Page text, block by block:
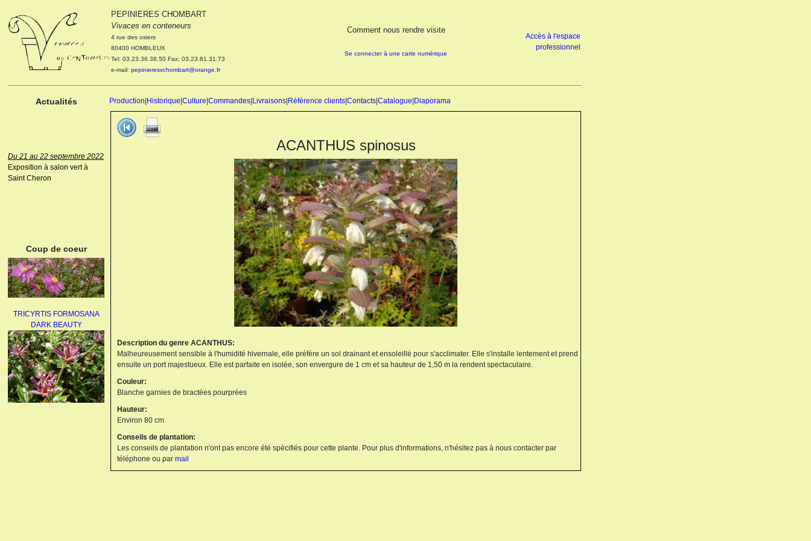
PEPINIERES CHOMBART
Vivaces en conteneurs
4 rue des osiers
80400 HOMBLEUX
Tel: 03.23.36.38.50 Fax: 03.23.81.31.73
e-mail: pepinieresvchombart@orange.fr
Comment nous rendre visite
Se connecter à une carte numérique
Accès à l'espace
professionnel
Actualités Production Historique Culture Commandes Livraisons Référence clients Contacts Catalogue Diaporama
Le 04 et 05 octobre 2022
Portes ouvertes de la
pépinière : Visite des
cultures, découverte des
nouveautés. Le rendez-vous
octobre 2022. Le mercredi 05
octobre 2022.
Du 21 au 22 septembre 2022
Exposition à salon vert à
Saint Cheron
Coup de coeur
TRICYRTIS FORMOSANA
DARK BEAUTY
ACANTHUS spinosus
Description du genre ACANTHUS:
Malheureusement sensible à l'humidité hivernale, elle préfère un sol drainant et ensoleillé pour s'acclimater. Elle s'installe lentement et prend
ensuite un port majestueux. Elle est parfaite en isolée, son envergure de 1 cm et sa hauteur de 1,50 m la rendent spectaculaire.
Couleur:
Blanche garnies de bractées pourprées
Hauteur:
Environ 80 cm
Conseils de plantation:
Les conseils de plantation n'ont pas encore été spécifiés pour cette plante. Pour plus d'informations, n'hésitez pas à nous contacter par
téléphone ou par mail